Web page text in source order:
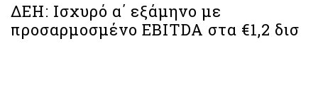
ΔΕΗ: Ισχυρό α΄ εξάμηνο με
προσαρμοσμένο EBITDA στα €1,2 δισ